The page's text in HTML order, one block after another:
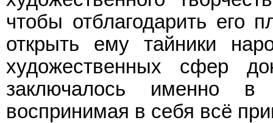
чтобы отблагодарить его
открыть ему тайники
художественных сфер
заключалось именно в
воспринимая в себя всё